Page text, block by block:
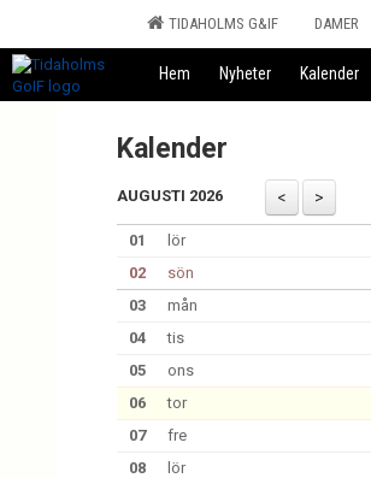
TIDAHOLMS G&IF DAMER
Hem Nyheter Kalender
Kalender
AUGUSTI 2026
01
lör
02
sön
03
mån
04
tis
05
ons
06
tor
07
fre
08
lör